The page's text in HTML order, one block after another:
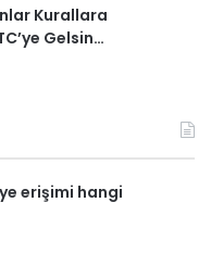
Kurallara
Gelsin…
erişimi hangi